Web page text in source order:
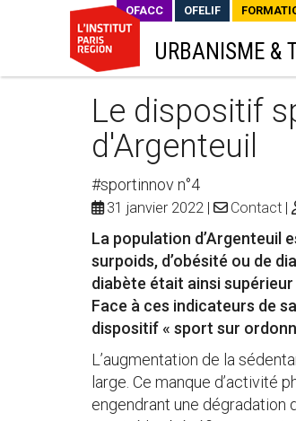
OFACC OFELIF
URBANISME &
Le dispositif
d'Argenteuil
#sportinnov n°4
31 janvier 2022 Contact
La population d’Argenteuil
surpoids, d’obésité ou de
diabète était ainsi supérieur
Face à ces indicateurs de
dispositif « sport sur
L’augmentation de la
large. Ce manque d’activité
engendrant une dégradation